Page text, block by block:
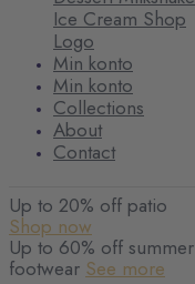
Ice Cream Shop
Logo
Min konto
Min konto
Collections
About
Contact
Up to 20% off patio
Shop now
Up to 60% off summer
footwear See more